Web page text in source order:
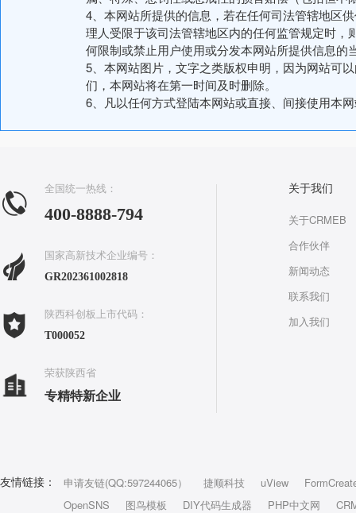
4、本网站所提供的信息，若在任何司法管辖地区
理人受限于该司法管辖地区内的任何监管规定时
何限制或禁止用户使用或分发本网站所提供信息的
5、本网站图片，文字之类版权申明，因为网站可
们，本网站将在第一时间及时删除。
6、凡以任何方式登陆本网站或直接、间接使用本
全国统一热线：
400-8888-794
国家高新技术企业编号：
GR202361002818
陕西科创板上市代码：
T000052
荣获陕西省
专精特新企业
关于我们
关于CRMEB
合作伙伴
新闻动态
联系我们
加入我们
友情链接： 申请友链(QQ:597244065） 捷顺科技 uView
OpenSNS
图鸟模板 DIY代码生成器 PHP中文网